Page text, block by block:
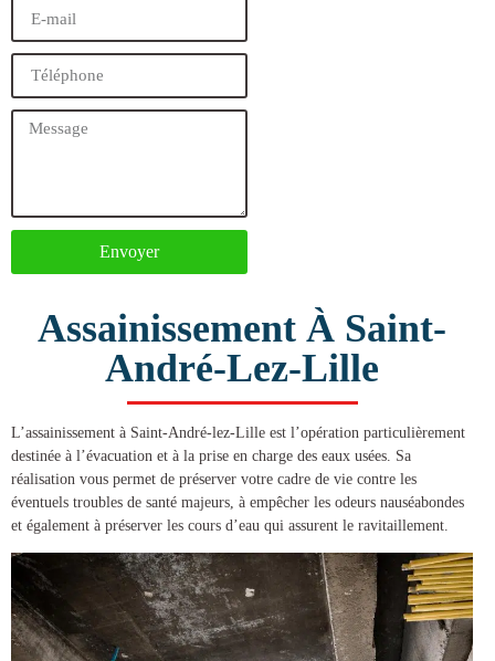
Envoyer
Assainissement À Saint-
André-Lez-Lille
L’assainissement à Saint-André-lez-Lille est l’opération particulièrement
destinée à l’évacuation et à la prise en charge des eaux usées. Sa
réalisation vous permet de préserver votre cadre de vie contre les
éventuels troubles de santé majeurs, à empêcher les odeurs nauséabondes
et également à préserver les cours d’eau qui assurent le ravitaillement.